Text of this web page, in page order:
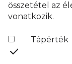
összetétel az
vonatkozik.
Tápérték